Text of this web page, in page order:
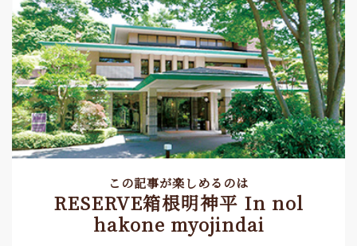
この記事が楽しめるのは
RESERVE箱根明神平 In nol
hakone myojindai